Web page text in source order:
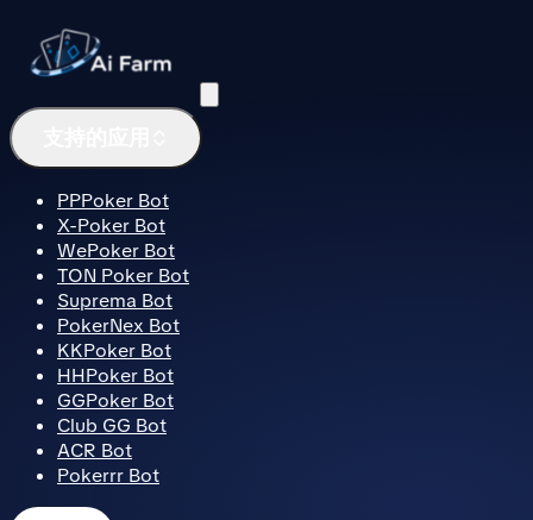
PPPoker Bot
X-Poker Bot
WePoker Bot
TON Poker Bot
Suprema Bot
PokerNex Bot
KKPoker Bot
HHPoker Bot
GGPoker Bot
Club GG Bot
ACR Bot
Pokerrr Bot